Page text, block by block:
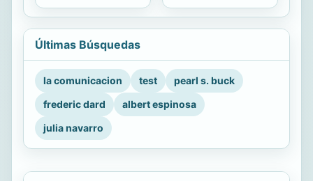
Últimas Búsquedas
la comunicacion test
pearl s. buck
frederic dard
albert espinosa
julia navarro